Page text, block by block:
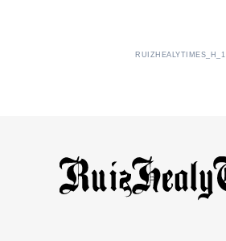
RUIZHEALYTIMES_H_1